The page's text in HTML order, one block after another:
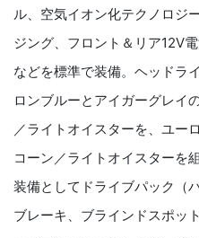
ル、空気イオン化テクノロジ
ジング、フロント＆リア12V
などを標準で装備。ヘッドラ
ロンブルーとアイガーグレイ
／ライトオイスターを、ユー
コーン／ライトオイスターを
装備としてドライブパック（
ブレーキ、ブラインドスポッ